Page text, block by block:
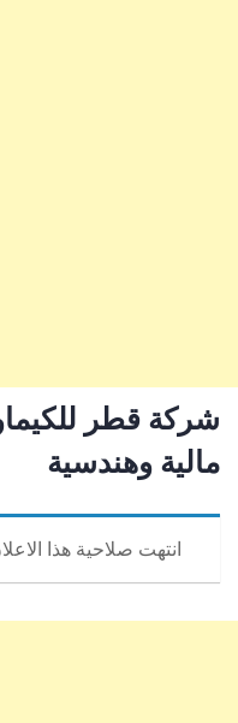
شركة قطر
مالية وهندسية
انتهت صلاحية هذا